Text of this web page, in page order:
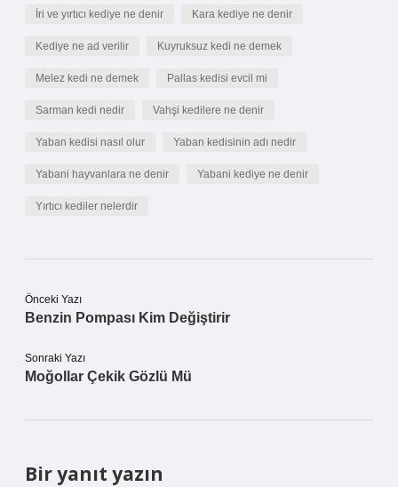
İri ve yırtıcı kediye ne denir Kara kediye ne denir
Kediye ne ad verilir Kuyruksuz kedi ne demek
Melez kedi ne demek Pallas kedisi evcil mi
Sarman kedi nedir Vahşi kedilere ne denir
Yaban kedisi nasıl olur Yaban kedisinin adı nedir
Yabani hayvanlara ne denir Yabani kediye ne denir
Yırtıcı kediler nelerdir
Önceki Yazı
Benzin Pompası Kim Değiştirir
Sonraki Yazı
Moğollar Çekik Gözlü Mü
Bir yanıt yazın